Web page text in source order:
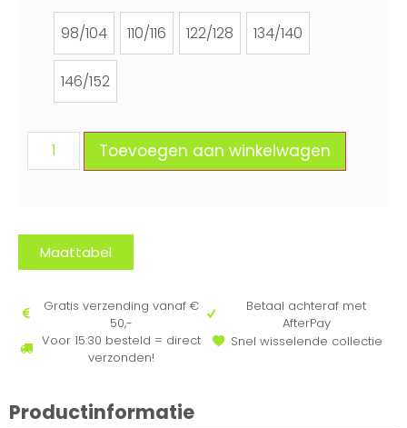
98/104 110/116
110/116
122/128
122/128
134/140
134/140
146/152
146/152
Toevoegen aan winkelwagen
Maattabel
Gratis verzending vanaf €
50,-
Voor 15:30 besteld = direct
verzonden!
Betaal achteraf met
AfterPay
Snel wisselende collectie
Productinformatie